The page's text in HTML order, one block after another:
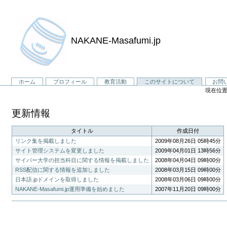
NAKANE-Masafumi.jp
ホーム プロフィール 教育活動 このサイトについて
お問
現在位
更新情報
タイトル
作成日付
リンク集を掲載しました
2009年08月26日 05時45分
サイト管理システムを変更しました
2009年04月01日 13時56分
サイバー大学の担当科目に関する情報を掲載しました
2008年04月04日 09時00分
RSS配信に関する情報を追加しました
2008年03月15日 09時00分
日本語.jpドメインを取得しました
2008年03月06日 09時00分
NAKANE-Masafumi.jp運用準備を始めました
2007年11月20日 09時00分